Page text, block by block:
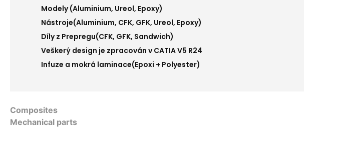
Modely (Aluminium, Ureol, Epoxy)
Nástroje(Aluminium, CFK, GFK, Ureol, Epoxy)
Díly z Prepregu(CFK, GFK, Sandwich)
Veškerý design je zpracován v CATIA V5 R24
Infuze a mokrá laminace(Epoxi + Polyester)
Composites
Mechanical parts